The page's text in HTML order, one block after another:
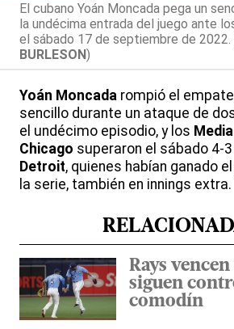
El cubano Yoán Moncada pega un
la undécima entrada del juego ante
el sábado 17 de septiembre de 2022.
BURLESON)
Yoán Moncada rompió el
sencillo durante un ataque de
el undécimo episodio, y los
Chicago superaron el sábado 4-
Detroit, quienes habían ganado
la serie, también en innings extra.
Rays
siguen
comodín